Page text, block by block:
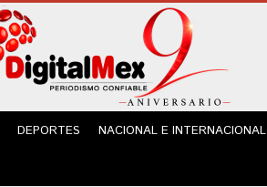
DEPORTES NACIONAL E INTERNACIONAL